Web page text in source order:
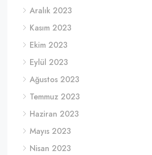
Aralık 2023
Kasım 2023
Ekim 2023
Eylül 2023
Ağustos 2023
Temmuz 2023
Haziran 2023
Mayıs 2023
Nisan 2023